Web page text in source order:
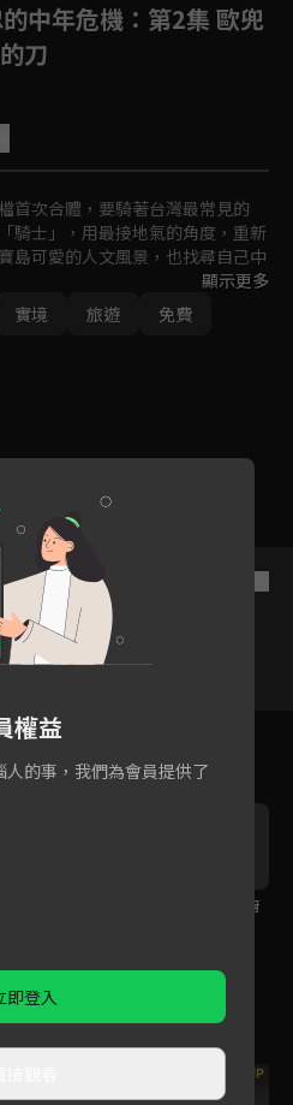
中年危機 ：第2集 歐兜
刀
首次合體，要騎著台灣最常見的
騎士」，用最接地氣的角度，重新
島可愛的人文風景，也找尋自己中
生活，用美食與台灣人做交流～這
溫暖的硬漢之旅！
顯示更多
實境 旅遊
免費
游安順人氣南霸天！廚
VIP
權益
的事，我們為會員提供了
即登入